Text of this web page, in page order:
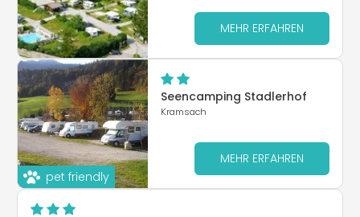
MEHR ERFAHREN
pet friendly
Seencamping Stadlerhof
Kramsach
MEHR ERFAHREN